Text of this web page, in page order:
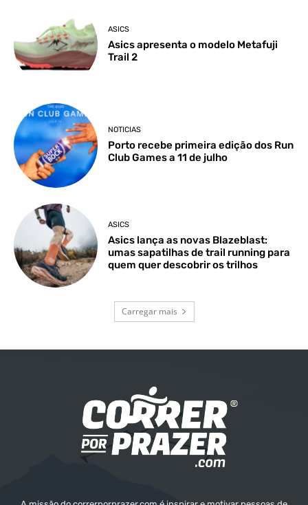
ASICS
Asics apresenta o modelo Metafuji
Trail 2
NOTICIAS
Porto recebe primeira edição dos Run
Club Games a 11 de julho
ASICS
Asics lança as novas Blazeblast:
umas sapatilhas de trail running para
quem quer descobrir os trilhos
Carregar mais